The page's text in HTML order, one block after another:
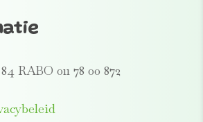
RABO 011 78 00 872